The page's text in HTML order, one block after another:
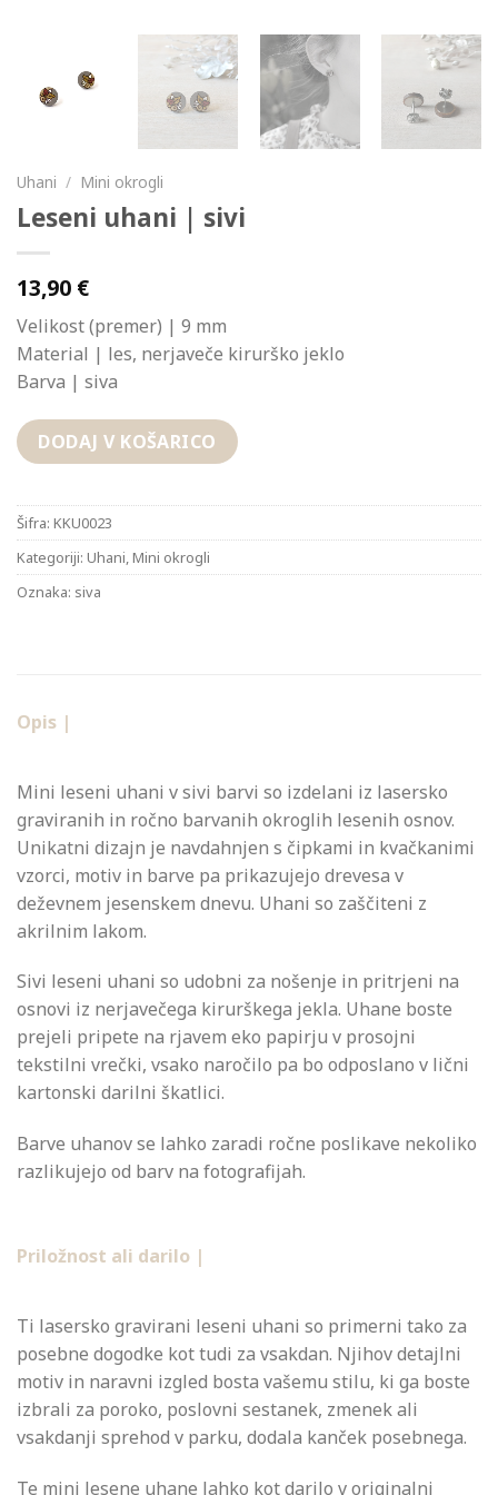
Uhani / Mini okrogli
Leseni uhani | sivi
13,90 €
Velikost (premer) | 9 mm
Material | les, nerjaveče kirurško jeklo
Barva | siva
DODAJ V KOŠARICO
Šifra: KKU0023
Kategoriji: Uhani,Mini okrogli
Oznaka: siva
Opis |
Mini leseni uhani v sivi barvi so izdelani iz lasersko
graviranih in ročno barvanih okroglih lesenih osnov.
Unikatni dizajn je navdahnjen s čipkami in kvačkanimi
vzorci, motiv in barve pa prikazujejo drevesa v
deževnem jesenskem dnevu. Uhani so zaščiteni z
akrilnim lakom.
Sivi leseni uhani so udobni za nošenje in pritrjeni na
osnovi iz nerjavečega kirurškega jekla. Uhane boste
prejeli pripete na rjavem eko papirju v prosojni
tekstilni vrečki, vsako naročilo pa bo odposlano v lični
kartonski darilni škatlici.
Barve uhanov se lahko zaradi ročne poslikave nekoliko
razlikujejo od barv na fotografijah.
Priložnost ali darilo |
Ti lasersko gravirani leseni uhani so primerni tako za
posebne dogodke kot tudi za vsakdan. Njihov detajlni
motiv in naravni izgled bosta vašemu stilu, ki ga boste
izbrali za poroko, poslovni sestanek, zmenek ali
vsakdanji sprehod v parku, dodala kanček posebnega.
Te mini lesene uhane lahko kot darilo v originalni